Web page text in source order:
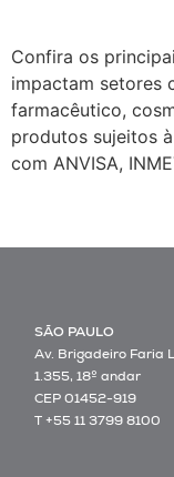
Confira os
impactam setores
farmacêutico,
produtos sujeitos
com ANVISA,
SÃO PAULO
Av. Brigadeiro Faria
1.355, 18º andar
CEP 01452-919
T +55 11 3799 8100